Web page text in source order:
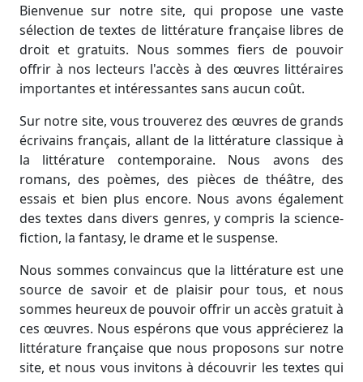
Bienvenue sur notre site, qui propose une vaste
sélection de textes de littérature française libres de
droit et gratuits. Nous sommes fiers de pouvoir
offrir à nos lecteurs l'accès à des œuvres littéraires
importantes et intéressantes sans aucun coût.
Sur notre site, vous trouverez des œuvres de grands
écrivains français, allant de la littérature classique à
la littérature contemporaine. Nous avons des
romans, des poèmes, des pièces de théâtre, des
essais et bien plus encore. Nous avons également
des textes dans divers genres, y compris la science-
fiction, la fantasy, le drame et le suspense.
Nous sommes convaincus que la littérature est une
source de savoir et de plaisir pour tous, et nous
sommes heureux de pouvoir offrir un accès gratuit à
ces œuvres. Nous espérons que vous apprécierez la
littérature française que nous proposons sur notre
site, et nous vous invitons à découvrir les textes qui